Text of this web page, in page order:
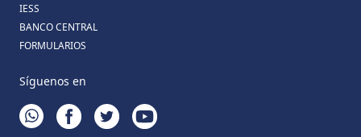
IESS
BANCO CENTRAL
FORMULARIOS
Síguenos en
WHATSAPPFACEBOOKTWITTERYOUTUBE